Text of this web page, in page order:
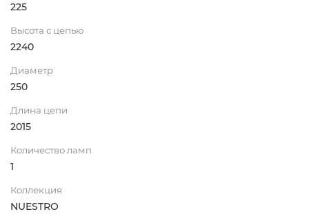
225
Высота с цепью
2240
Диаметр
250
Длина цепи
2015
Количество ламп
1
Коллекция
NUESTRO